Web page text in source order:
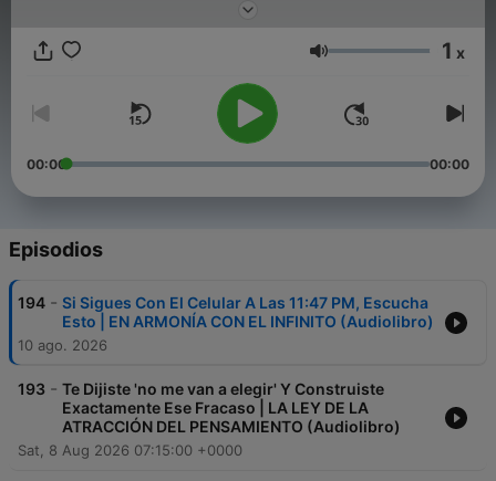
acción en: ✅ Desarrollo Personal y Hábitos ✅ Negocios y
Inversión Nuestro lema: "Donde el conocimiento se transforma
Volumen 1 x
00:00 00:00
Episodios
194 - Si Sigues Con El Celular A Las 11:47 PM, Escucha
Esto | EN ARMONÍA CON EL INFINITO (Audiolibro)
10 ago. 2026
193 - Te Dijiste 'no me van a elegir' Y Construiste
Exactamente Ese Fracaso | LA LEY DE LA
ATRACCIÓN DEL PENSAMIENTO (Audiolibro)
Sat, 8 Aug 2026 07:15:00 +0000